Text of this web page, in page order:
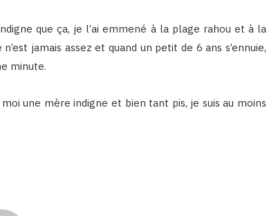
que ça, je l’ai emmené à la plage rahou et à la
jamais assez et quand un petit de 6 ans s’ennuie,
minute.
une mère indigne et bien tant pis, je suis au moins